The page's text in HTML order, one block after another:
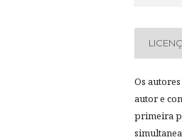
Os
autor e
primeira